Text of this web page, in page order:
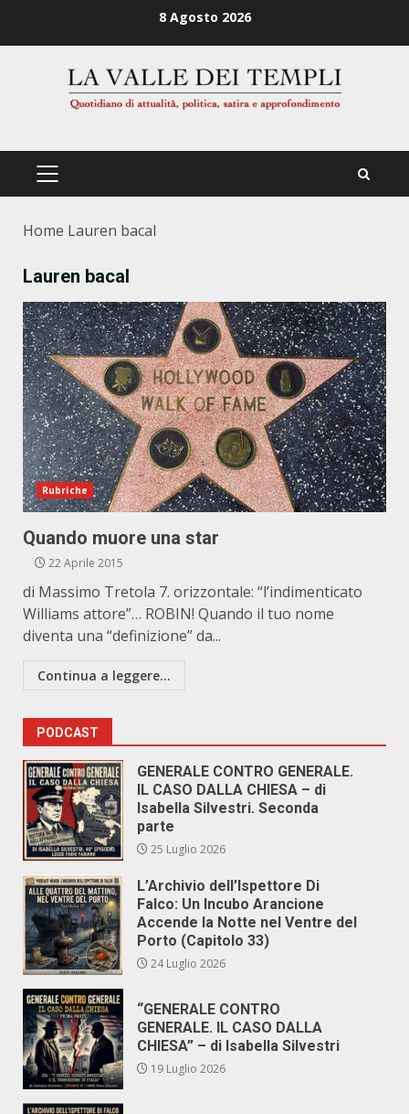
8 Agosto 2026
PRIMÄRES
Home Lauren bacal
Lauren bacal
Rubriche
Quando muore una star
22 Aprile 2015
di Massimo Tretola 7. orizzontale: “l’indimenticato
Williams attore”… ROBIN! Quando il tuo nome
diventa una “definizione” da...
Continua a leggere...
PODCAST
GENERALE CONTRO GENERALE.
IL CASO DALLA CHIESA – di
Isabella Silvestri. Seconda
parte
25 Luglio 2026
L’Archivio dell’Ispettore Di
Falco: Un Incubo Arancione
Accende la Notte nel Ventre del
Porto (Capitolo 33)
24 Luglio 2026
“GENERALE CONTRO
GENERALE. IL CASO DALLA
CHIESA” – di Isabella Silvestri
19 Luglio 2026